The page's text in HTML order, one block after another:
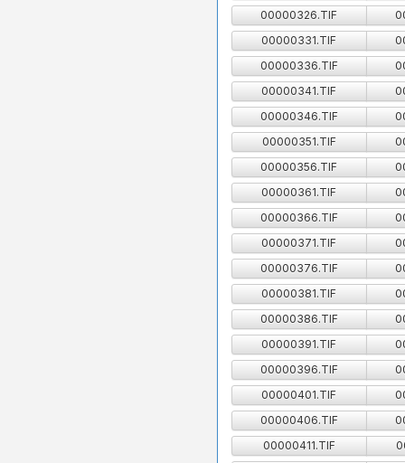
00000326.TIF
00000331.TIF
00000336.TIF
00000341.TIF
00000346.TIF
00000351.TIF
00000356.TIF
00000361.TIF
00000366.TIF
00000371.TIF
00000376.TIF
00000381.TIF
00000386.TIF
00000391.TIF
00000396.TIF
00000401.TIF
00000406.TIF
00000411.TIF